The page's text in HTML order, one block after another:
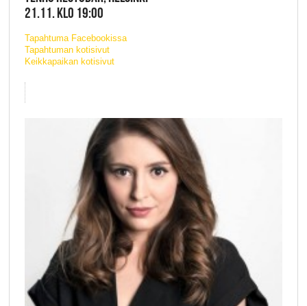
21.11. KLO 19:00
Tapahtuma Facebookissa
Tapahtuman kotisivut
Keikkapaikan kotisivut